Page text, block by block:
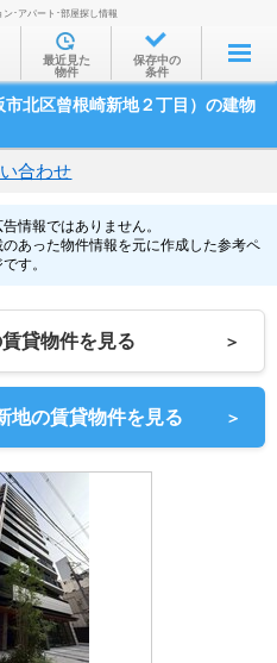
を探す
沿線・駅から
賃相場から
件特集から
･アパート･部屋探し情報
最近見た
物件
保存中の
条件
北区曾根崎新地２丁目）の建物
合わせ
情報ではありません。
あった物件情報を元に作成した参考ペ
す。
貸物件を見る ＞
地の賃貸物件を見る ＞